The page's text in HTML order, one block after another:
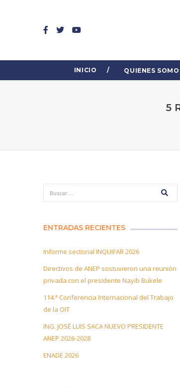
INICIO QUIENES
5
ENTRADAS RECIENTES
Informe sectorial INQUIFAR 2026
Directivos de ANEP sostuvieron una reunión
privada con el presidente Nayib Bukele
114.ª Conferencia Internacional del Trabajo
de la OIT
ING. JOSÉ LUIS SACA NUEVO PRESIDENTE
ANEP 2026-2028
ENADE 2026